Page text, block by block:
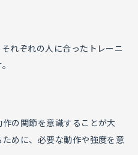
れぞれの人に合ったトレーニ
の関節を意識することが大
めに、必要な動作や強度を意